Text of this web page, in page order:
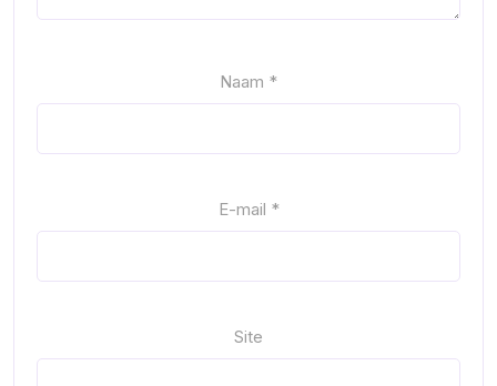
Naam *
E-mail *
Site